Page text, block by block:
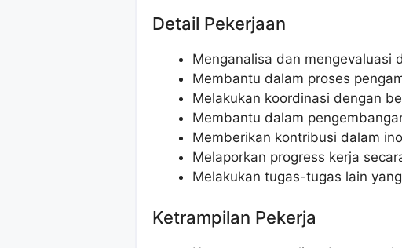
Detail Pekerjaan
Menganalisa dan mengevaluasi
Membantu dalam proses
Melakukan koordinasi dengan
Membantu dalam
Memberikan kontribusi dalam
Melaporkan progress kerja
Melakukan tugas-tugas lain
Ketrampilan Pekerja